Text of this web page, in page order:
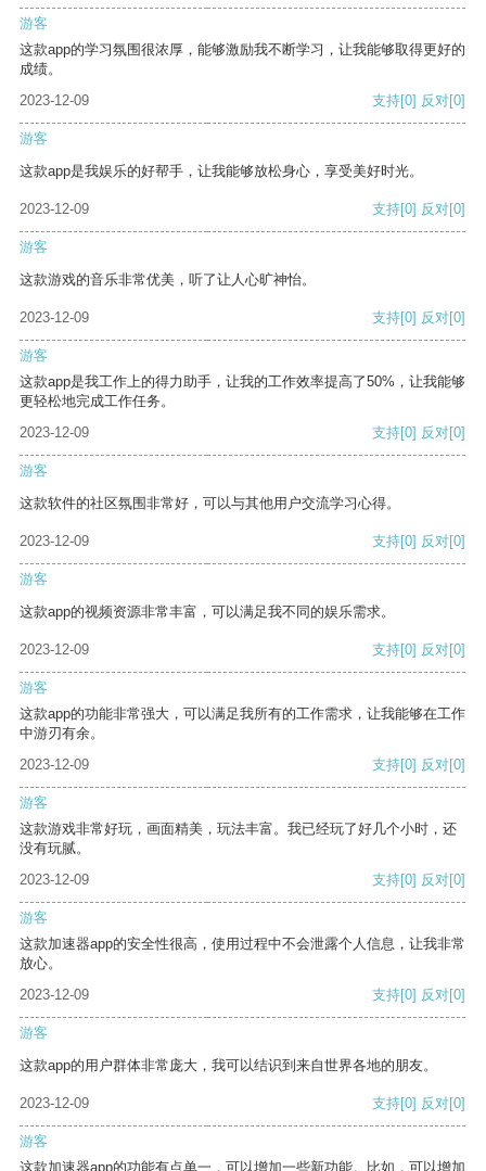
游客
这款app的学习氛围很浓厚，能够激励我不断学习，让我能够取得更好的
成绩。
2023-12-09
支持[0] 反对[0]
游客
这款app是我娱乐的好帮手，让我能够放松身心，享受美好时光。
2023-12-09 支持[0] 反对[0]
游客
这款游戏的音乐非常优美，听了让人心旷神怡。
2023-12-09 支持[0] 反对[0]
游客
这款app是我工作上的得力助手，让我的工作效率提高了50%，让我能够
更轻松地完成工作任务。
2023-12-09
支持[0] 反对[0]
游客
这款软件的社区氛围非常好，可以与其他用户交流学习心得。
2023-12-09 支持[0] 反对[0]
游客
这款app的视频资源非常丰富，可以满足我不同的娱乐需求。
2023-12-09 支持[0] 反对[0]
游客
这款app的功能非常强大，可以满足我所有的工作需求，让我能够在工作
中游刃有余。
2023-12-09
支持[0] 反对[0]
游客
这款游戏非常好玩，画面精美，玩法丰富。我已经玩了好几个小时，还
没有玩腻。
2023-12-09
支持[0] 反对[0]
游客
这款加速器app的安全性很高，使用过程中不会泄露个人信息，让我非常
放心。
2023-12-09
支持[0] 反对[0]
游客
这款app的用户群体非常庞大，我可以结识到来自世界各地的朋友。
2023-12-09 支持[0] 反对[0]
游客
这款加速器app的功能有点单一，可以增加一些新功能。比如，可以增加